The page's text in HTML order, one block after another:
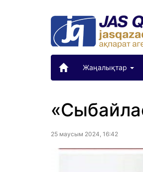
Жаңалықтар
25 маусым 2024, 16:42